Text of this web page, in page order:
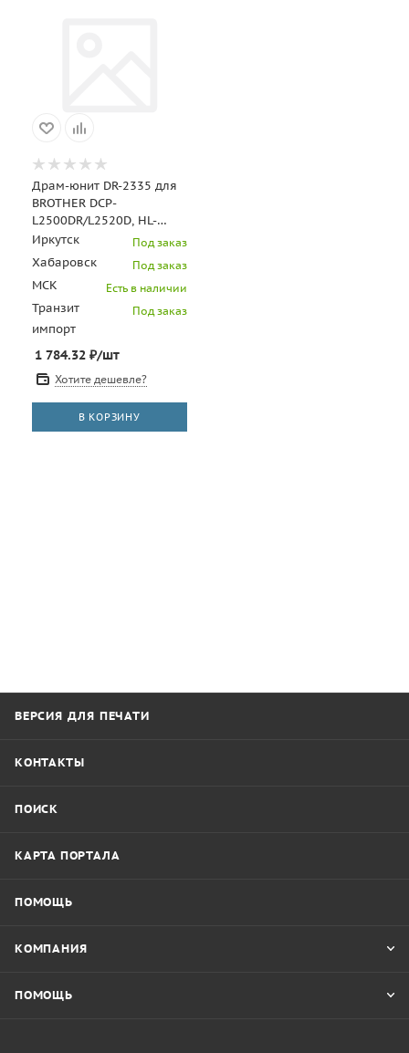
Драм-юнит DR-2335 для
BROTHER DCP-
L2500DR/L2520D, HL-
L2300DR (CET), 12000
стр., CET471012
Иркутск Под заказ
Хабаровск Под заказ
МСК Есть в наличии
Транзит
импорт
Под заказ
1 784.32 ₽/шт
Хотите дешевле?
В КОРЗИНУ
ВЕРСИЯ ДЛЯ ПЕЧАТИ
КОНТАКТЫ
ПОИСК
КАРТА ПОРТАЛА
ПОМОЩЬ
КОМПАНИЯ
ПОМОЩЬ